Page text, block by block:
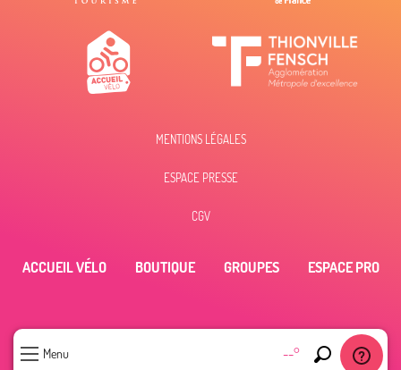
Menu --°
MENTIONS LÉGALES
ESPACE PRESSE
CGV
ACCUEIL VÉLO BOUTIQUE GROUPES ESPACE PRO